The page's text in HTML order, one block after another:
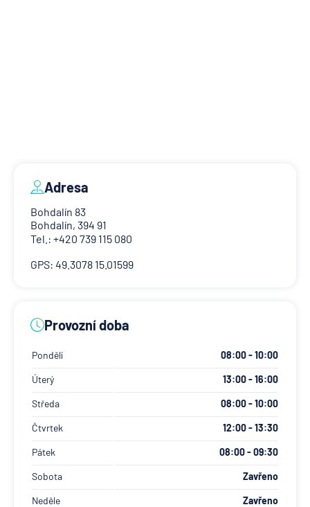
Adresa
Bohdalín 83
Bohdalín, 394 91
Tel.: +420 739 115 080
GPS: 49.3078 15.01599
Provozní doba
Pondělí 08:00 - 10:00
Úterý 13:00 - 16:00
Středa 08:00 - 10:00
Čtvrtek 12:00 - 13:30
Pátek 08:00 - 09:30
Sobota Zavřeno
Neděle Zavřeno